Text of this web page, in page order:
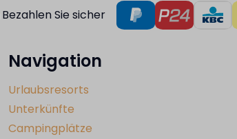
Bezahlen Sie sicher
Navigation
Urlaubsresorts
Unterkünfte
Campingplätze